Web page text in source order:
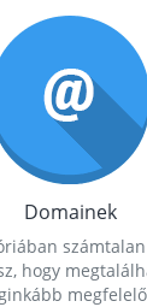
Domainek
hogy